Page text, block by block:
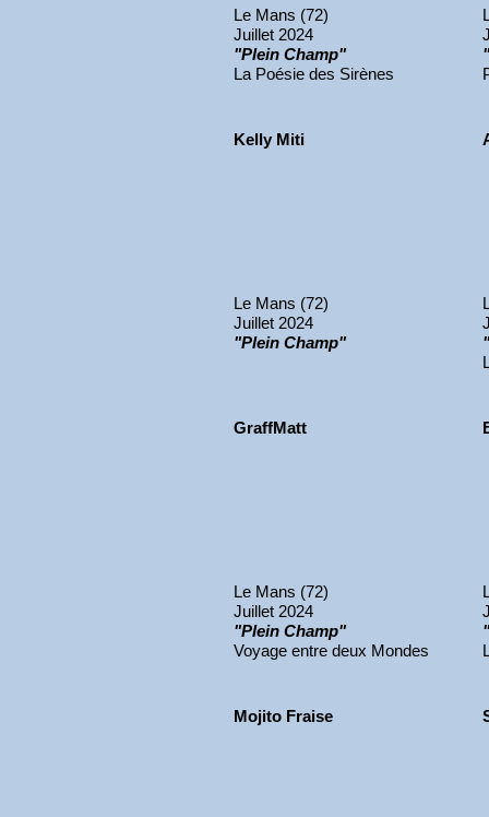
Le Mans (72)
Juillet 2024
"Plein Champ"
La Poésie des Sirènes
Kelly Miti
Le Mans (72)
Juillet 2024
"Plein Champ"
GraffMatt
Le Mans (72)
Juillet 2024
"Plein Champ"
Voyage entre deux Mondes
Mojito Fraise